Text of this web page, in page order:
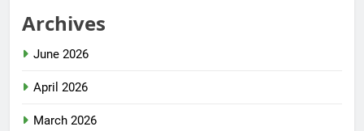
Archives
June 2026
April 2026
March 2026